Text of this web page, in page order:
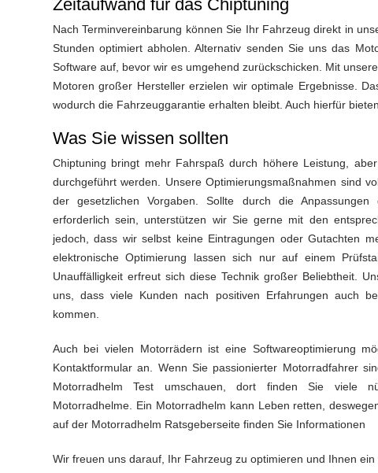
Zeitaufwand für das Chiptuning
Nach Terminvereinbarung können Sie Ihr Fahrzeug direkt in
Stunden optimiert abholen. Alternativ senden Sie uns das
Software auf, bevor wir es umgehend zurückschicken. Mit
Motoren großer Hersteller erzielen wir optimale Ergebnisse.
wodurch die Fahrzeuggarantie erhalten bleibt. Auch hierfür
Was Sie wissen sollten
Chiptuning bringt mehr Fahrspaß durch höhere Leistung,
durchgeführt werden. Unsere Optimierungsmaßnahmen sind
der gesetzlichen Vorgaben. Sollte durch die
erforderlich sein, unterstützen wir Sie gerne mit den
jedoch, dass wir selbst keine Eintragungen oder Gutachten
elektronische Optimierung lassen sich nur auf einem
Unauffälligkeit erfreut sich diese Technik großer Beliebtheit.
uns, dass viele Kunden nach positiven Erfahrungen auch
kommen.
Auch bei vielen Motorrädern ist eine Softwareoptimierung
Kontaktformular an. Wenn Sie passionierter Motorradfahrer
Motorradhelm Test umschauen, dort finden Sie viele
Motorradhelme. Ein Motorradhelm kann Leben retten,
auf der Motorradhelm Ratsgeberseite finden Sie Informationen
Wir freuen uns darauf, Ihr Fahrzeug zu optimieren und Ihnen